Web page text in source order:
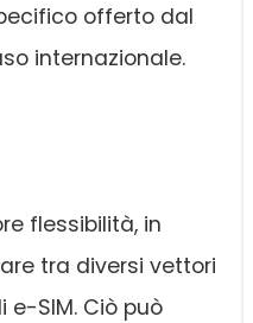
offerto dal
internazionale.
flessibilità, in
tra diversi vettori
SIM. Ciò può